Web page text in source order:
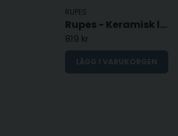
RUPES
Rupes - Keramisk lacksickel
819 kr
LÄGG I VARUKORGEN